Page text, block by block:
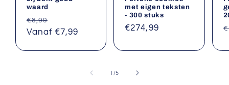
waard
Normale
prijs
€8,99
Vanaf €7,99
met eigen teksten
- 300 stuks
Normale
€274,99
1 /van
5